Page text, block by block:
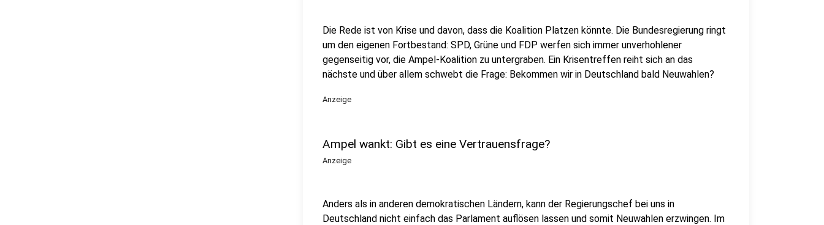
Die Rede ist von Krise und davon, dass die Koalition Platzen könnte. Die Bundesregierung ringt
um den eigenen Fortbestand: SPD, Grüne und FDP werfen sich immer unverhohlener
gegenseitig vor, die Ampel-Koalition zu untergraben. Ein Krisentreffen reiht sich an das
nächste und über allem schwebt die Frage: Bekommen wir in Deutschland bald Neuwahlen?
Anzeige
Ampel wankt: Gibt es eine Vertrauensfrage?
Anzeige
Anders als in anderen demokratischen Ländern, kann der Regierungschef bei uns in
Deutschland nicht einfach das Parlament auflösen lassen und somit Neuwahlen erzwingen. Im